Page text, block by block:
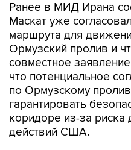
Ранее в МИД Ирана
Маскат уже
маршрута для
Ормузский пролив и
совместное
что потенциальное
по Ормузскому
гарантировать
коридоре из-за
действий США.